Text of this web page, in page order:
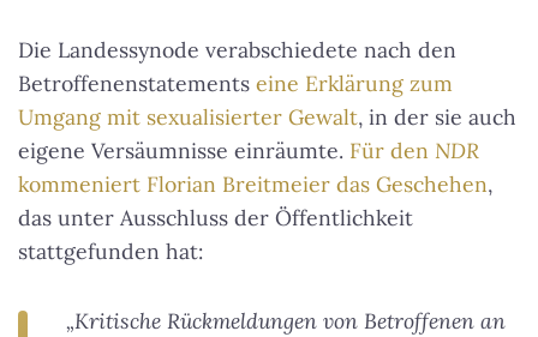
Die Landessynode verabschiedete nach den
Betroffenenstatements eine Erklärung zum
Umgang mit sexualisierter Gewalt, in der sie auch
eigene Versäumnisse einräumte. Für den NDR
kommeniert Florian Breitmeier das Geschehen,
das unter Ausschluss der Öffentlichkeit
stattgefunden hat:
„Kritische Rückmeldungen von Betroffenen an